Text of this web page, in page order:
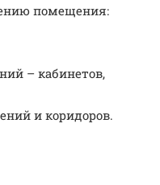
помещения:
– кабинетов,
и коридоров.